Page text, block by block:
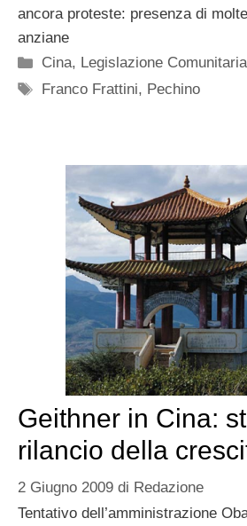
ancora proteste: presenza di
anziane
Categorie
Cina, Legislazione Comunitaria
Tag
Franco Frattini, Pechino
Geithner in Cina:
rilancio della
2 Giugno 2009 di Redazione
Tentativo dell’amministrazione